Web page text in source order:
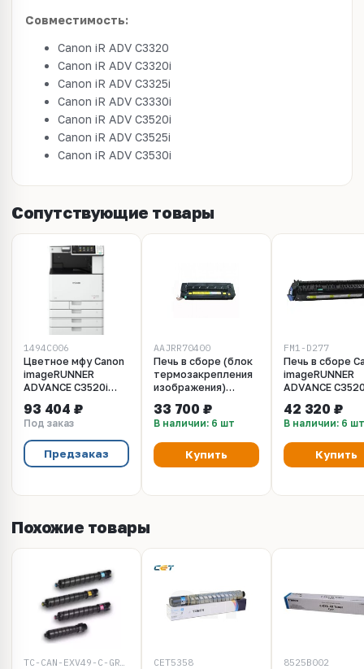
Совместимость:
Canon iR ADV C3320
Canon iR ADV C3320i
Canon iR ADV C3325i
Canon iR ADV C3330i
Canon iR ADV C3520i
Canon iR ADV C3525i
Canon iR ADV C3530i
Сопутствующие товары
1494C006
Цветное мфу Canon
imageRUNNER
ADVANCE C3520i
93 404 ₽
Под заказ
Предзаказ
AAJRR70400
Печь в сборе (блок
термозакрепления
изображения)
bizhub C3300i,
C4000i, C3320i,
C3350i, C4050i
(AAJRR70400 /
AAJRR70411 /
33 700 ₽
В наличии: 6 шт
Купить
FM1-D277
Печь в сборе
imageRUNNER
ADVANCE
202 (FM1-D277)
42 320 ₽
В наличии: 6 шт
Купить
Похожие товары
TC-CAN-EXV49-C-GRFT
CET5358
8525B002